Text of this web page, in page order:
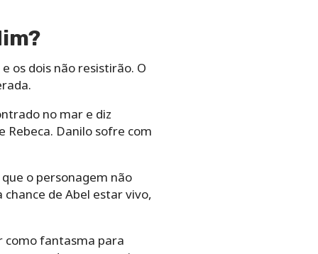
os dois não resistirão. O
no mar e diz
Rebeca. Danilo sofre com
o personagem não
de Abel estar vivo,
como fantasma para